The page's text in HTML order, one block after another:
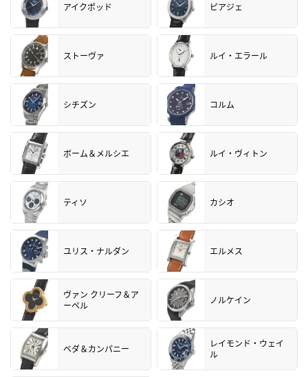
アイクポッド ピアジェ
ストーヴァ ルイ・エラール
シチズン コルム
ボーム＆メルシエ ルイ・ヴィトン
ティソ カシオ
ユリス・ナルダン エルメス
ヴァン クリーフ＆ア
ーペル
ノルケイン
ベダ＆カンパニー
レイモンド・ウェイ
ル